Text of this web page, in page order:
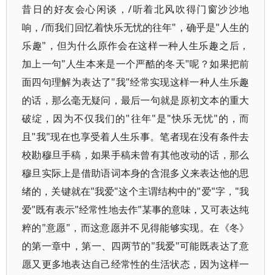
昔日的好友会心闲谈，/听着北风吹得门窗沙沙地
响，/而我们回忆着快乐无忧的往年"，确乎是"人生的
乐趣"，但为什么原作会在这样一种人生乐趣之后，
加上一句"人生本来是一个严酷的冬天"呢？如果把前
面四句理解为表达了"我"经常实现这样一种人生乐趣
的话，那么毫无疑问，最后一句就是原初文本的重大
破绽，因为不仅我们的"往年"是"快乐无忧"的，而
且"我"现在也享受着人生乐事。笔者现在没有条件去
校勘穆旦手稿，如果手稿未曾有其他改动的话，那么
穆旦实际上是借助语词本身的含混多义来表达他的思
绪的，关键就在"我爱"这个主谓结构中的"爱"字，"我
爱"既有表示"经常性地去作"某事的意味，又可表达纯
粹的"意愿"，而这意愿并不见得能够实现。在《冬》
的第一章中，第一、四两节的"我爱"可能既表达了意
愿又更多地表达自己经常性的生活状态，因为这样一